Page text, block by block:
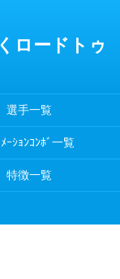
ロードトゥ
選手一覧
ｰｼｮﾝｺﾝﾎﾞ一覧
特徴一覧